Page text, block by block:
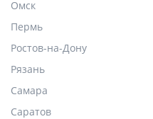
Омск
Пермь
Ростов-на-Дону
Рязань
Самара
Саратов